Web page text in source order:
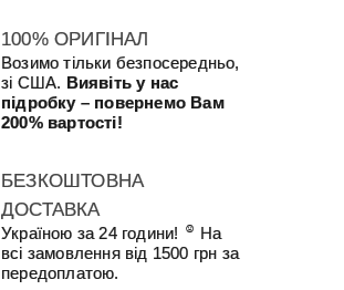
100% ОРИГІНАЛ
Возимо тільки безпосередньо,
зі США. Виявіть у нас
підробку – повернемо Вам
200% вартості!
БЕЗКОШТОВНА
ДОСТАВКА
Україною за 24 години! ☺ На
всі замовлення від 1500 грн за
передоплатою.